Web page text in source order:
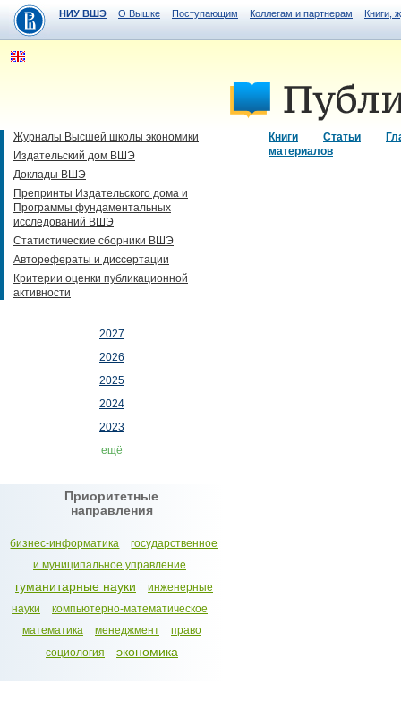
НИУ ВШЭ О Вышке Поступающим Коллегам и партнерам Книги,
Книги Статьи
материалов
Журналы Высшей школы экономики
Издательский дом ВШЭ
Доклады ВШЭ
Препринты Издательского дома и
Программы фундаментальных
исследований ВШЭ
Статистические сборники ВШЭ
Авторефераты и диссертации
Критерии оценки публикационной
активности
2027
2026
2025
2024
2023
ещё
Приоритетные
направления
бизнес-информатика
государственное
и муниципальное управление
гуманитарные науки
инженерные
науки
компьютерно-математическое
математика
менеджмент
право
социология
экономика